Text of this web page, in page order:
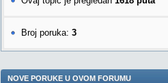
Broj poruka: 3
NOVE PORUKE U OVOM FORUMU